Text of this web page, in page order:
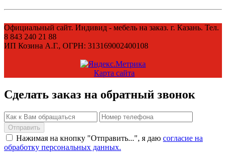
Официальный сайт. Индивид - мебель на заказ. г. Казань. Тел.
8 843 240 21 88
ИП Козина А.Г., ОГРН: 313169002400108
Карта сайта
Сделать заказ на обратный звонок
Нажимая на кнопку "Отправить...", я даю согласие на
обработку персональных данных.